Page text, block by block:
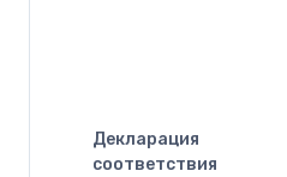
Декларация
соответствия